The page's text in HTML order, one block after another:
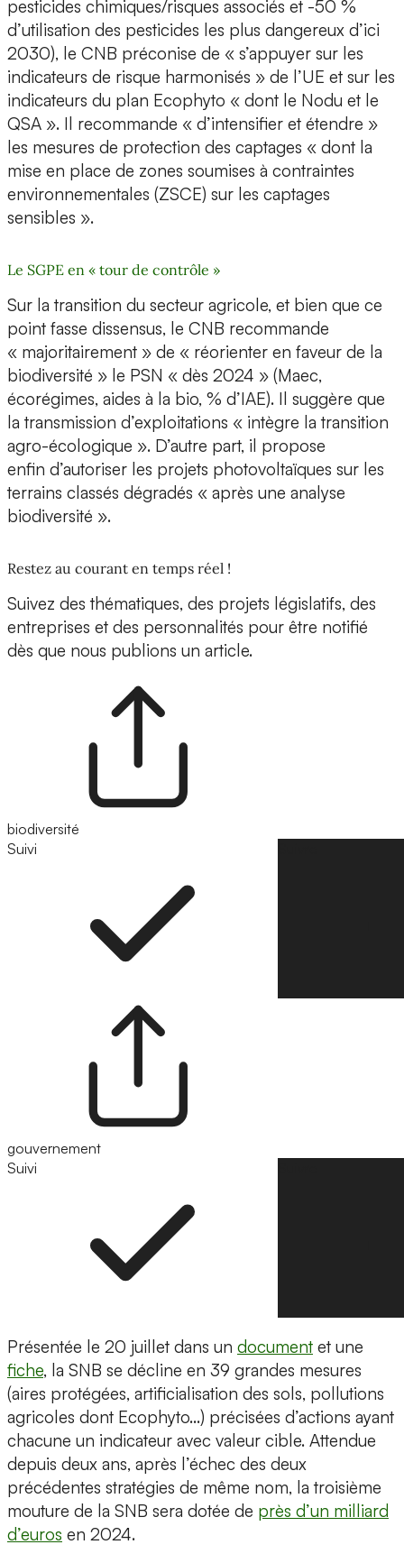
pesticides chimiques/risques associés et -50 %
d’utilisation des pesticides les plus dangereux d’ici
2030), le CNB préconise de « s’appuyer sur les
indicateurs de risque harmonisés » de l’UE et sur les
indicateurs du plan Ecophyto « dont le Nodu et le
QSA ». Il recommande « d’intensifier et étendre »
les mesures de protection des captages « dont la
mise en place de zones soumises à contraintes
environnementales (ZSCE) sur les captages
sensibles ».
Le SGPE en « tour de contrôle »
Sur la transition du secteur agricole, et bien que ce
point fasse dissensus, le CNB recommande
« majoritairement » de « réorienter en faveur de la
biodiversité » le PSN « dès 2024 » (Maec,
écorégimes, aides à la bio, % d’IAE). Il suggère que
la transmission d’exploitations « intègre la transition
agro-écologique ». D’autre part, il propose
enfin d’autoriser les projets photovoltaïques sur les
terrains classés dégradés « après une analyse
biodiversité ».
Restez au courant en temps réel !
Suivez des thématiques, des projets législatifs, des
entreprises et des personnalités pour être notifié
dès que nous publions un article.
biodiversité
Suivi
gouvernement
Suivi
Présentée le 20 juillet dans un document et une
fiche, la SNB se décline en 39 grandes mesures
(aires protégées, artificialisation des sols, pollutions
agricoles dont Ecophyto…) précisées d’actions ayant
chacune un indicateur avec valeur cible. Attendue
depuis deux ans, après l’échec des deux
précédentes stratégies de même nom, la troisième
mouture de la SNB sera dotée de près d’un milliard
d’euros en 2024.